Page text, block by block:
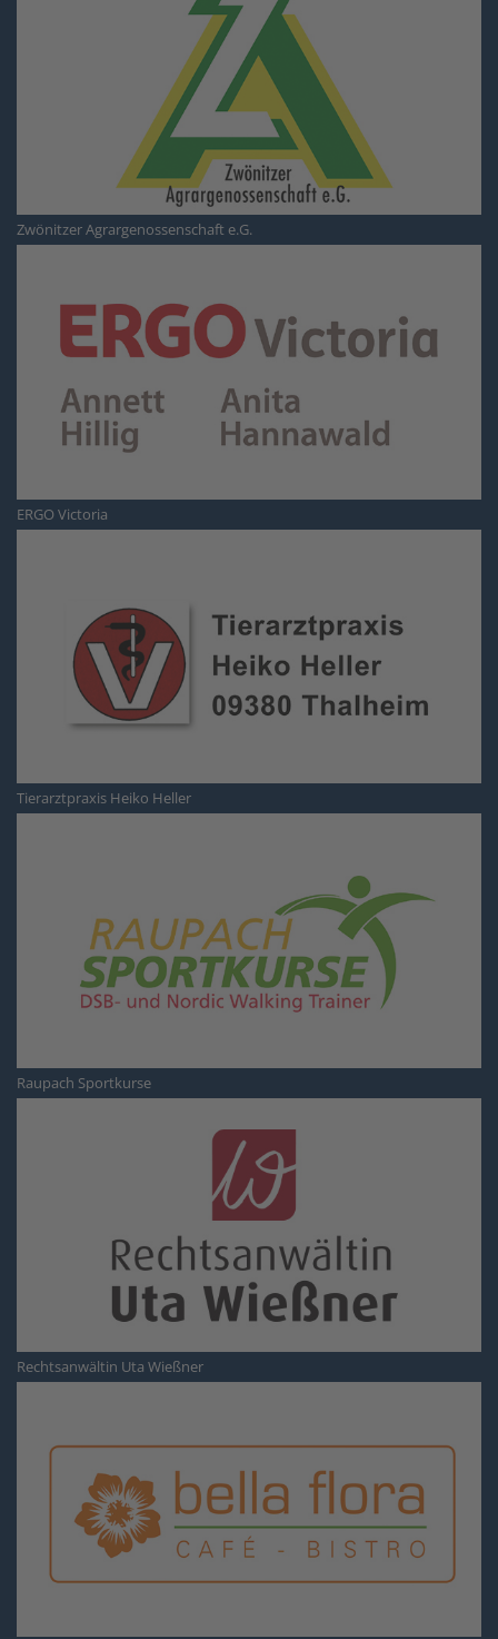
Zwönitzer Agrargenossenschaft e.G.
ERGO Victoria
Tierarztpraxis Heiko Heller
Raupach Sportkurse
Rechtsanwältin Uta Wießner